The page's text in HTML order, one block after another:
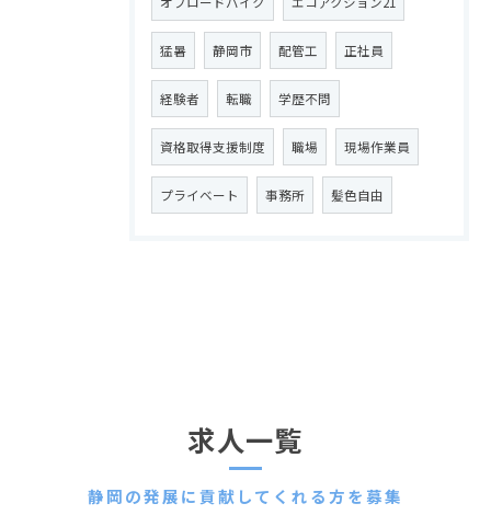
猛暑 静岡市 配管工 正社員
経験者 転職 学歴不問
資格取得支援制度 職場 現場作業員
プライベート 事務所 髪色自由
静岡の発展に貢献してくれる方を募集
求人一覧